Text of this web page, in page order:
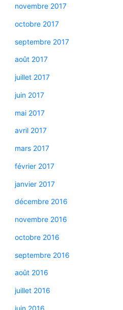
novembre 2017
octobre 2017
septembre 2017
août 2017
juillet 2017
juin 2017
mai 2017
avril 2017
mars 2017
février 2017
janvier 2017
décembre 2016
novembre 2016
octobre 2016
septembre 2016
août 2016
juillet 2016
juin 2016